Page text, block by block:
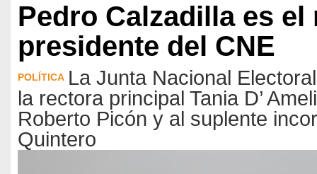
Pedro Calzadilla es el
presidente del CNE
POLÍTICA La Junta Nacional
la rectora principal Tania D’
Roberto Picón y al suplente
Quintero